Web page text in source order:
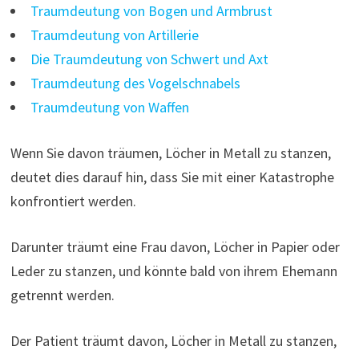
Traumdeutung von Bogen und Armbrust
Traumdeutung von Artillerie
Die Traumdeutung von Schwert und Axt
Traumdeutung des Vogelschnabels
Traumdeutung von Waffen
Wenn Sie davon träumen, Löcher in Metall zu stanzen,
deutet dies darauf hin, dass Sie mit einer Katastrophe
konfrontiert werden.
Darunter träumt eine Frau davon, Löcher in Papier oder
Leder zu stanzen, und könnte bald von ihrem Ehemann
getrennt werden.
Der Patient träumt davon, Löcher in Metall zu stanzen,